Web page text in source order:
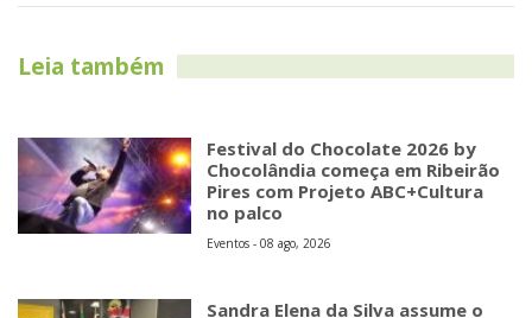
Leia também
Festival do Chocolate 2026 by
Chocolândia começa em Ribeirão
Pires com Projeto ABC+Cultura
no palco
Eventos - 08 ago, 2026
Sandra Elena da Silva assume o